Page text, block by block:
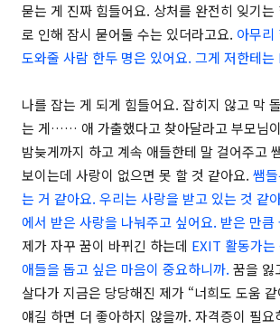
묻는 게 진짜 힘들어요. 상처를 완전히 잊기는
로 인해 잠시 묻어둘 수는 있더라고요. 아무리
도와줄 사람 한두 명은 있어요. 그게 저한테는
나를 잡는 게 되게 힘들어요. 잡히지 않고 막
는 게…… 애 가출했다고 찾아달라고 부모님
밤늦게까지 하고 계속 애들한테 말 걸어주고
보이는데 사랑이 없으면 못 할 것 같아요. 쌤
는 거 같아요. 우리는 사랑을 받고 있는 것 같
에서 받은 사랑을 나눠주고 싶어요. 받은 만큼
제가 자꾸 꿈이 바뀌긴 하는데 EXIT 활동가는
애들을 돕고 싶은 마음이 중요하니까. 꿈을 잃
살다가 지금은 당당해진 제가 “너희도 도움
얘길 하면 더 좋아하지 않을까. 자격증이 필요